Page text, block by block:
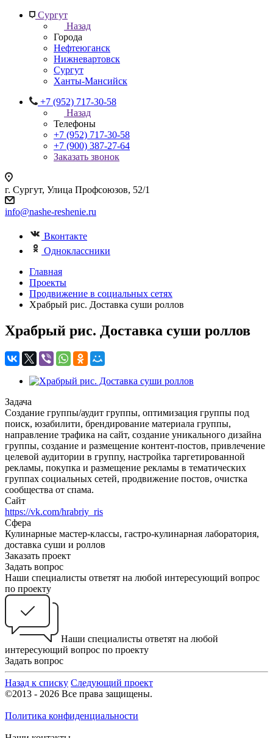
Сургут
Назад
Города
Нефтеюганск
Нижневартовск
Сургут
Ханты-Мансийск
+7 (952) 717-30-58
Назад
Телефоны
+7 (952) 717-30-58
+7 (900) 387-27-64
Заказать звонок
г. Сургут, Улица Профсоюзов, 52/1
info@nashe-reshenie.ru
Вконтакте
Одноклассники
Главная
Проекты
Продвижение в социальных сетях
Храбрый рис. Доставка суши роллов
Храбрый рис. Доставка суши роллов
Задача
Создание группы/аудит группы, оптимизация группы под
поиск, юзабилити, брендирование материала группы,
направление трафика на сайт, создание уникального дизайна
группы, создание и размещение контент-постов, привлечение
целевой аудитории в группу, настройка таргетированной
рекламы, покупка и размещение рекламы в тематических
группах социальных сетей, продвижение постов, очистка
сообщества от спама.
Сайт
https://vk.com/hrabriy_ris
Сфера
Кулинарные мастер-классы, гастро-кулинарная лаборатория,
доставка суши и роллов
Заказать проект
Задать вопрос
Наши специалисты ответят на любой интересующий вопрос
по проекту
Наши специалисты ответят на любой
интересующий вопрос по проекту
Задать вопрос
Назад к списку Следующий проект
©2013 - 2026 Все права защищены.
Политика конфиденциальности